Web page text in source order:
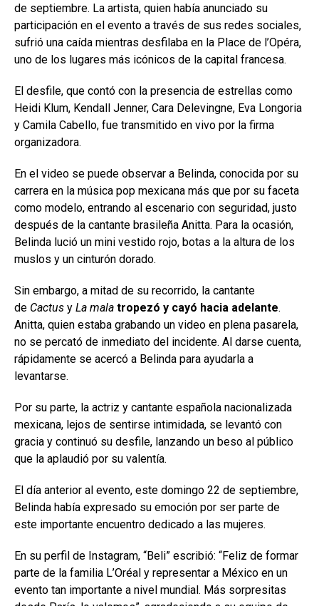
de septiembre. La artista, quien había anunciado su
participación en el evento a través de sus redes sociales,
sufrió una caída mientras desfilaba en la Place de l’Opéra,
uno de los lugares más icónicos de la capital francesa.
El desfile, que contó con la presencia de estrellas como
Heidi Klum, Kendall Jenner, Cara Delevingne, Eva Longoria
y Camila Cabello, fue transmitido en vivo por la firma
organizadora.
En el video se puede observar a Belinda, conocida por su
carrera en la música pop mexicana más que por su faceta
como modelo, entrando al escenario con seguridad, justo
después de la cantante brasileña Anitta. Para la ocasión,
Belinda lució un mini vestido rojo, botas a la altura de los
muslos y un cinturón dorado.
Sin embargo, a mitad de su recorrido, la cantante
de Cactus y La mala tropezó y cayó hacia adelante.
Anitta, quien estaba grabando un video en plena pasarela,
no se percató de inmediato del incidente. Al darse cuenta,
rápidamente se acercó a Belinda para ayudarla a
levantarse.
Por su parte, la actriz y cantante española nacionalizada
mexicana, lejos de sentirse intimidada, se levantó con
gracia y continuó su desfile, lanzando un beso al público
que la aplaudió por su valentía.
El día anterior al evento, este domingo 22 de septiembre,
Belinda había expresado su emoción por ser parte de
este importante encuentro dedicado a las mujeres.
En su perfil de Instagram, “Beli” escribió: “Feliz de formar
parte de la familia L’Oréal y representar a México en un
evento tan importante a nivel mundial. Más sorpresitas